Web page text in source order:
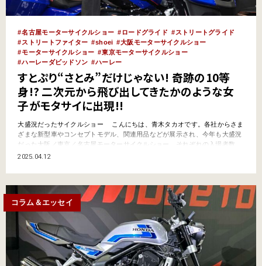
名古屋モーターサイクルショー ロードグライド
ストリートグライド
ストリートファイター
shoei
大阪モーターサイクルショー
モーターサイクルショー
東京モーターサイクルショー
ハーレーダビッドソン
ハーレー
すとぷり“さとみ”だけじゃない! 奇跡の10等
身!? 二次元から飛び出してきたかのような女
子がモタサイに出現!!
大盛況だったサイクルショー こんにちは、青木タカオです。各社からさま
ざまな新型車やコンセプトモデル、関連用品などが展示され、今年も大盛況
だった大阪／東京／名古屋モーターサイクルショー。それぞれの入場者数
が、主催者から発表されているので、ここでまとめておきましょう。 ■第41
(金) 1万6556人3月22日(土) 2万…
2025.04.12
コラム＆エッセイ